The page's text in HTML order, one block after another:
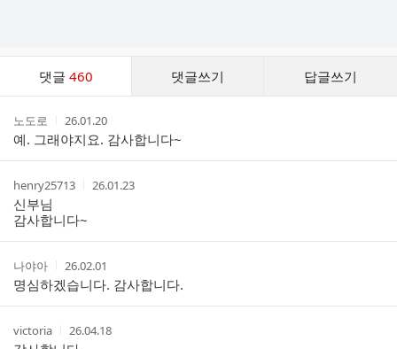
댓글 460 댓글쓰기 답글쓰기
스
작
성
자
노도로
작
성
시
간
26.01.20
예. 그래야지요. 감사합니다~
작
성
자
henry25713
작
26.01.23
신부님
감사합니다~
작
성
자
나야아
작
성
시
간
26.02.01
명심하겠습니다. 감사합니다.
작
성
victoria
작
성
26.04.18